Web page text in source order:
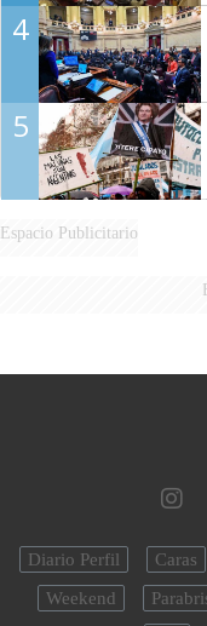
4
5
Espacio Publicitario
Diario Perfil Caras
Weekend